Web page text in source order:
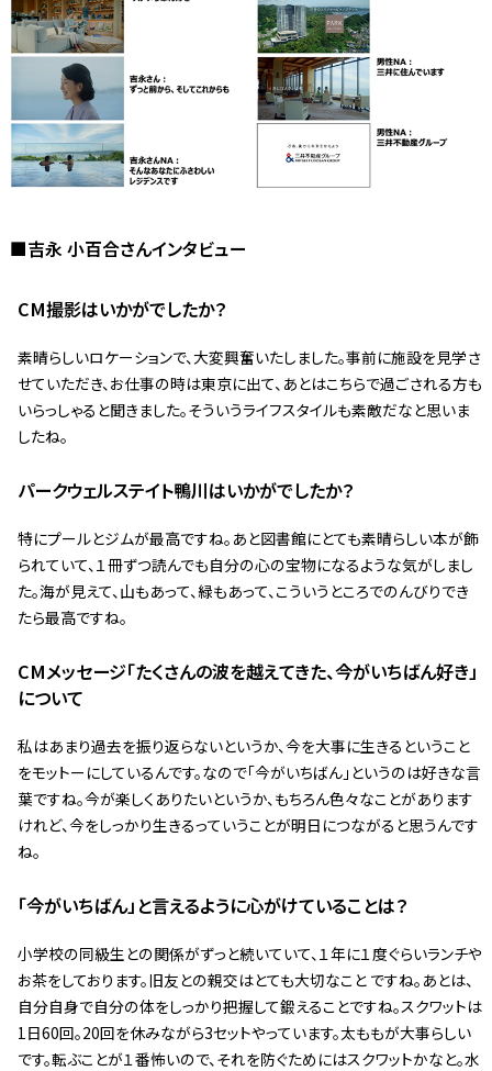
■吉永 小百合さんインタビュー
――CM撮影はいかがでしたか？
素晴らしいロケーションで、大変興奮いたしました。事前に施設を見学さ
せていただき、お仕事の時は東京に出て、あとはこちらで過ごされる方も
いらっしゃると聞きました。そういうライフスタイルも素敵だなと思いま
したね。
――パークウェルステイト鴨川はいかがでしたか？
特にプールとジムが最高ですね。あと図書館にとても素晴らしい本が飾
られていて、１冊ずつ読んでも自分の心の宝物になるような気がしまし
た。海が見えて、山もあって、緑もあって、こういうところでのんびりでき
たら最高ですね。
――CMメッセージ「たくさんの波を越えてきた、今がいちばん好き」
について
私はあまり過去を振り返らないというか、今を大事に生きるということ
をモットーにしているんです。なので「今がいちばん」というのは好きな言
葉ですね。今が楽しくありたいというか、もちろん色々なことがあります
けれど、今をしっかり生きるっていうことが明日につながると思うんです
ね。
――「今がいちばん」と言えるように心がけていることは？
小学校の同級生との関係がずっと続いていて、１年に１度ぐらいランチや
お茶をしております。旧友との親交はとても大切なこと ですね。あとは、
自分自身で自分の体をしっかり把握して鍛えることですね。スクワットは
1日60回。20回を休みながら3セットやっています。太ももが大事らしい
です。転ぶことが１番怖いので、それを防ぐためにはスクワットかなと。水